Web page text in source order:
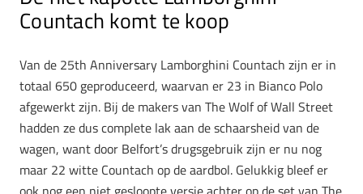
Countach komt te koop
Van de 25th Anniversary Lamborghini Countach zijn er in
totaal 650 geproduceerd, waarvan er 23 in Bianco Polo
afgewerkt zijn. Bij de makers van The Wolf of Wall Street
hadden ze dus complete lak aan de schaarsheid van de
wagen, want door Belfort’s drugsgebruik zijn er nu nog
maar 22 witte Countach op de aardbol. Gelukkig bleef er